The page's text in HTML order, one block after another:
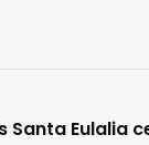
Santa Eulalia